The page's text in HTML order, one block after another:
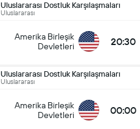
Uluslararası Dostluk Karşılaşmaları
Uluslararası
Amerika Birleşik
Devletleri
20:30
Uluslararası Dostluk Karşılaşmaları
Uluslararası
Amerika Birleşik
Devletleri
00:00